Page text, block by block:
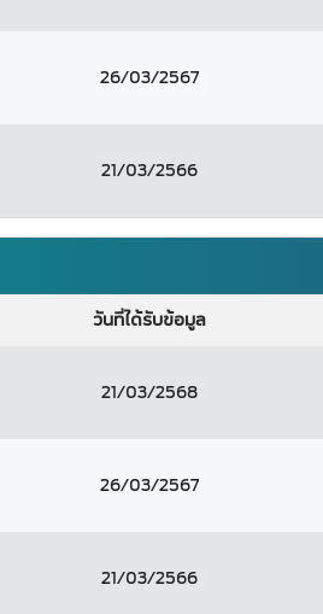
26/03/2567
21/03/2566
วันที่ได้รับข้อมูล
21/03/2568
26/03/2567
21/03/2566